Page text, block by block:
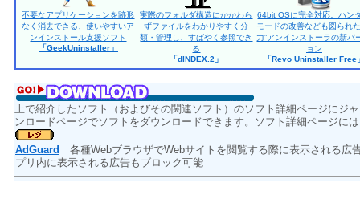
不要なアプリケーションを跡形
なく消去できる、使いやすいア
ンインストール支援ソフト
「GeekUninstaller」
実際のフォルダ構造にかかわら
ずファイルをわかりやすく分
類・管理し、すばやく参照でき
る
「dINDEX.2」
64bit OSに完全対応。ハン
モードの改善なども図られ
力”アンインストーラの新バ
ョン
「Revo Uninstaller Free
上で紹介したソフト（およびその関連ソフト）のソフト詳細ページにジ
ンロードページでソフトをダウンロードできます。ソフト詳細ページに
AdGuard
各種WebブラウザでWebサイトを閲覧する際に表示される広
プリ内に表示される広告もブロック可能